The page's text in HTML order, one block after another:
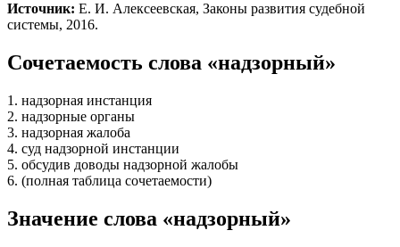
Источник: Е. И. Алексеевская, Законы развития судебной
системы, 2016.
Сочетаемость слова «надзорный»
1. надзорная инстанция
2. надзорные органы
3. надзорная жалоба
4. суд надзорной инстанции
5. обсудив доводы надзорной жалобы
6. (полная таблица сочетаемости)
Значение слова «надзорный»